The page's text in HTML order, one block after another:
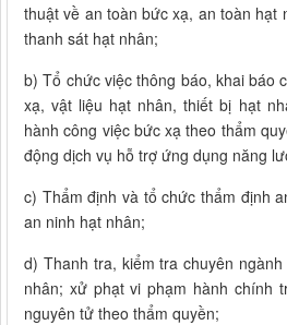
thuật về an toàn bức xạ, an toàn hạt
thanh sát hạt nhân;
b) Tổ chức việc thông báo, khai báo
xạ, vật liệu hạt nhân, thiết bị hạt
hành công việc bức xạ theo thẩm
động dịch vụ hỗ trợ ứng dụng năng
c) Thẩm định và tổ chức thẩm định
an ninh hạt nhân;
d) Thanh tra, kiểm tra chuyên
nhân; xử phạt vi phạm hành chính
nguyên tử theo thẩm quyền;